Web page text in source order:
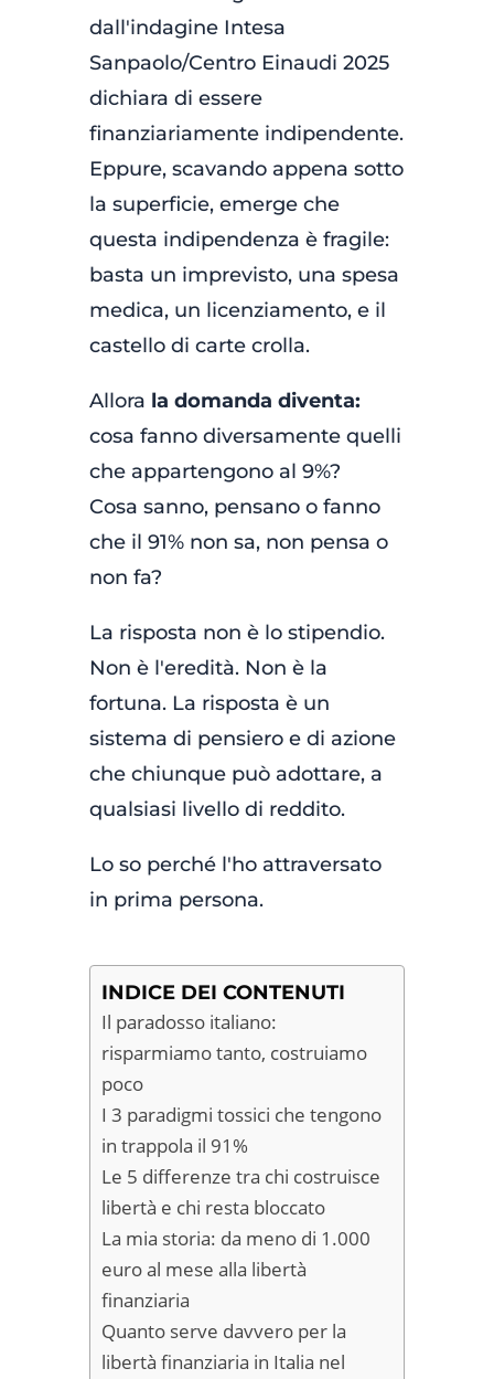
dall'indagine Intesa
Sanpaolo/Centro Einaudi 2025
dichiara di essere
finanziariamente indipendente.
Eppure, scavando appena sotto
la superficie, emerge che
questa indipendenza è fragile:
basta un imprevisto, una spesa
medica, un licenziamento, e il
castello di carte crolla.
Allora la domanda diventa:
cosa fanno diversamente quelli
che appartengono al 9%?
Cosa sanno, pensano o fanno
che il 91% non sa, non pensa o
non fa?
La risposta non è lo stipendio.
Non è l'eredità. Non è la
fortuna. La risposta è un
sistema di pensiero e di azione
che chiunque può adottare, a
qualsiasi livello di reddito.
Lo so perché l'ho attraversato
in prima persona.
INDICE DEI CONTENUTI
Il paradosso italiano:
risparmiamo tanto, costruiamo
poco
I 3 paradigmi tossici che tengono
in trappola il 91%
Le 5 differenze tra chi costruisce
libertà e chi resta bloccato
La mia storia: da meno di 1.000
euro al mese alla libertà
finanziaria
Quanto serve davvero per la
libertà finanziaria in Italia nel